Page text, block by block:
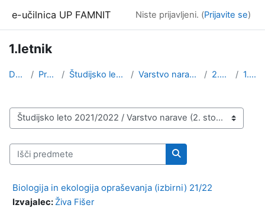
e-učilnica UP FAMNIT Niste prijavljeni. (Prijavite se)
1.letnik
Domov Predmeti Študijsko leto 2021/2022 Varstvo narave (2. stopnja) 2.stopnja 1.letnik
Kategorije predmetov
Išči predmete
Išči predmete
Biologija in ekologija opraševanja (izbirni) 21/22
Izvajalec: Živa Fišer